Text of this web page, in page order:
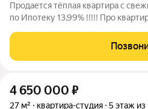
Продается тёплая квартира с
по Ипотеку 13,99% !!!!! Про квартиру: Сделан свежий
(+10 м). Про дом:
4 650 000 ₽
27 м² квартира-студия 5 этаж из